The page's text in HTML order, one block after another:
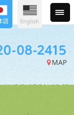
MAP
語 English